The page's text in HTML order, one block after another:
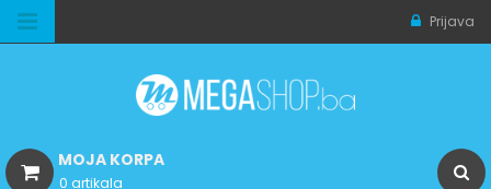
Prijava
MOJA KORPA
0 artikala